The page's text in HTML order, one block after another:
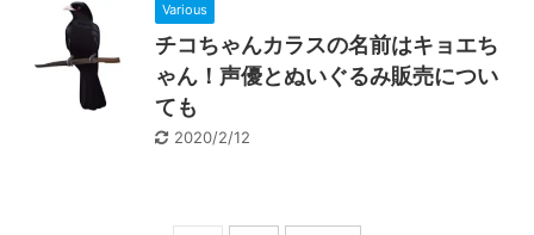
Various
チコちゃんカラスの名前はキョエち
ゃん！声優とぬいぐるみ販売につい
ても
2020/2/12